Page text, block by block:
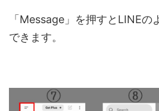
「Message」を押すとLINEの
できます。